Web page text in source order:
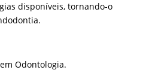
disponíveis, tornando-o
Odontologia.